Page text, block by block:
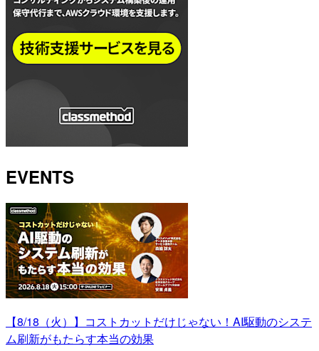
EVENTS
【8/18（火）】コストカットだけじゃない！AI駆動のシステ
ム刷新がもたらす本当の効果